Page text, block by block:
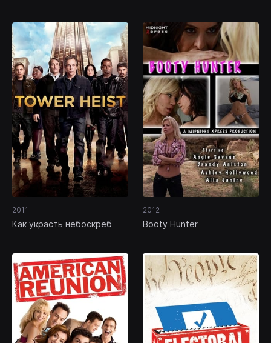
2011
Как украсть небоскреб
2012
Booty Hunter